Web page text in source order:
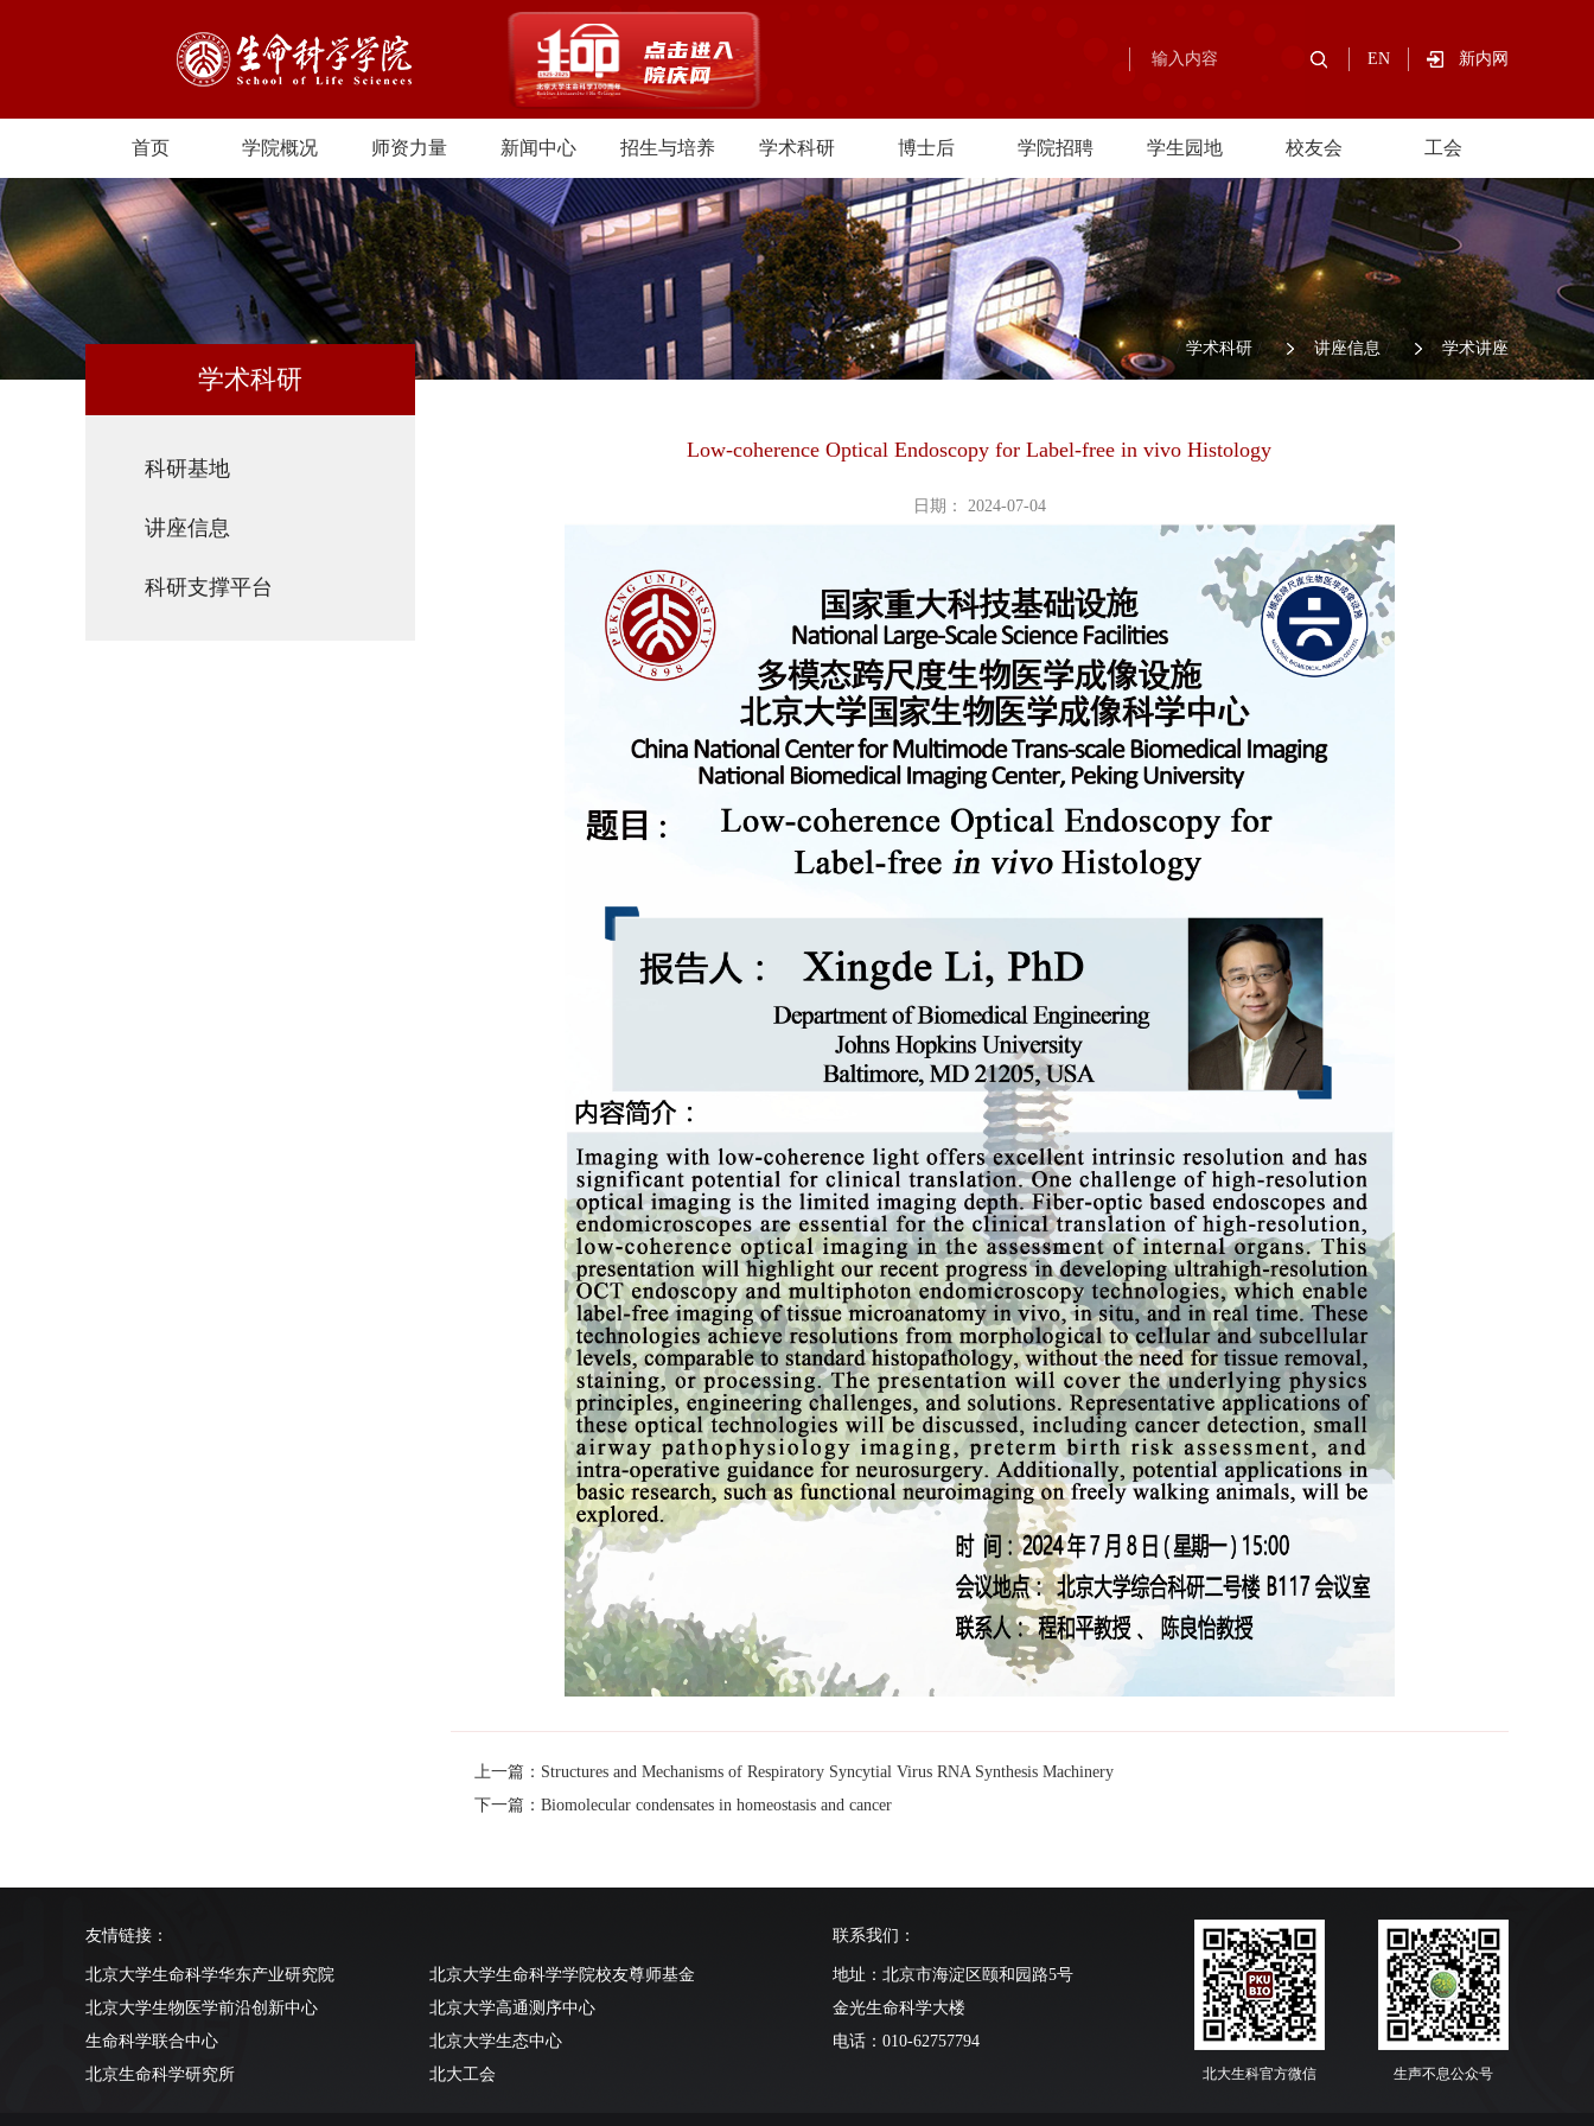
EN 新内网
首页 学院概况 师资力量 新闻中心 招生与培养 学术科研 博士后 学院招聘 学生园地 校友会 工会
/ 学术科研 / 讲座信息 / 学术讲座
学术科研
科研基地
讲座信息
科研支撑平台
Low-coherence Optical Endoscopy for Label-free in vivo Histology
日期： 2024-07-04
上一篇：Structures and Mechanisms of Respiratory Syncytial Virus RNA Synthesis Machinery
下一篇：Biomolecular condensates in homeostasis and cancer
友情链接：
北京大学生命科学华东产业研究院
北京大学生命科学学院校友尊师基金
北京大学生物医学前沿创新中心
北京大学高通测序中心
生命科学联合中心
北京大学生态中心
北京生命科学研究所
北大工会
联系我们：
地址：北京市海淀区颐和园路5号
金光生命科学大楼
电话：010-62757794
北大生科官方微信 生声不息公众号